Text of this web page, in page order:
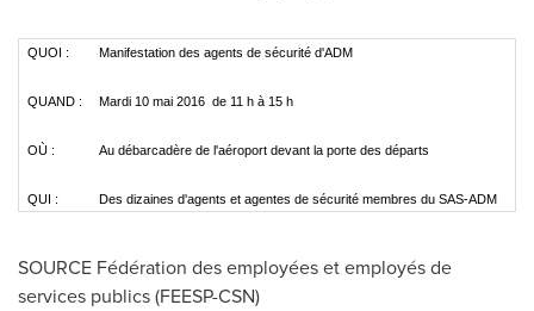
QUOI : Manifestation des agents de sécurité d'ADM
QUAND : Mardi 10 mai 2016 de 11 h à 15 h
OÙ : Au débarcadère de l'aéroport devant la porte des départs
QUI : Des dizaines d'agents et agentes de sécurité membres du SAS-ADM
SOURCE Fédération des employées et employés de
services publics (FEESP-CSN)